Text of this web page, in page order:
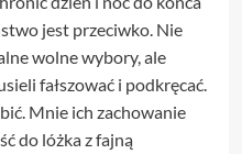
jest przeciwko. Nie
wolne wybory, ale
fałszować i podkręcać.
Mnie ich zachowanie
do lóżka z fajną